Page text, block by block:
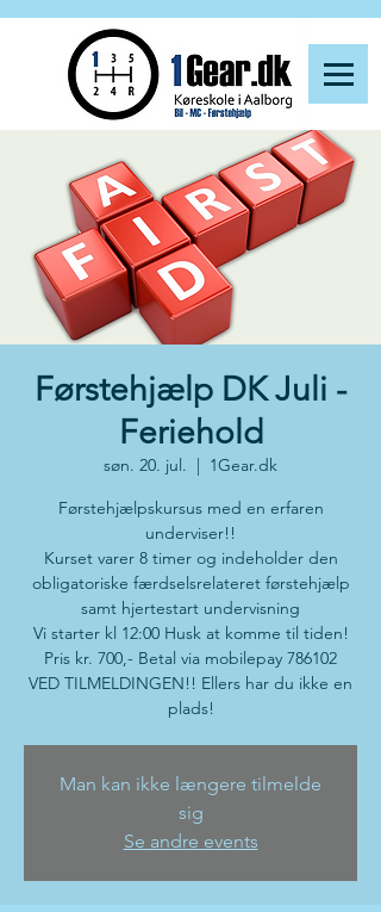
Førstehjælp DK Juli -
Feriehold
søn. 20. jul.
  |
1Gear.dk
Førstehjælpskursus med en erfaren
underviser!!
Kurset varer 8 timer og indeholder den
obligatoriske færdselsrelateret førstehjælp
samt hjertestart undervisning
Vi starter kl 12:00 Husk at komme til tiden!
Pris kr. 700,- Betal via mobilepay 786102
VED TILMELDINGEN!! Ellers har du ikke en
plads!
Man kan ikke længere tilmelde
sig
Se andre events